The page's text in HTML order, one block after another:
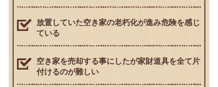
放置していた空き家の老朽化が進み危険を感じ
ている
空き家を売却する事にしたが家財道具を全て片
付けるのが難しい